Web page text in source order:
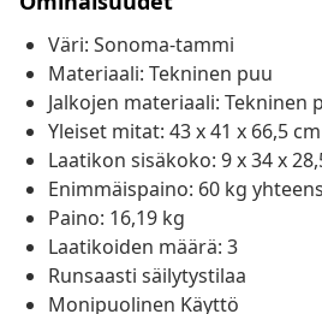
Väri: Sonoma-tammi
Materiaali: Tekninen puu
Jalkojen materiaali: Tekninen
Yleiset mitat: 43 x 41 x 66,5 cm
Laatikon sisäkoko: 9 x 34 x
Enimmäispaino: 60 kg
Paino: 16,19 kg
Laatikoiden määrä: 3
Runsaasti säilytystilaa
Monipuolinen Käyttö